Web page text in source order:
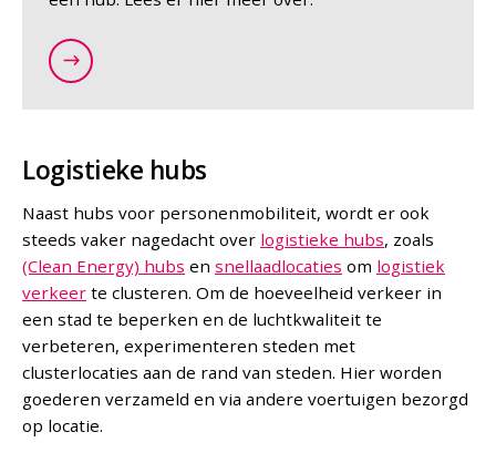
/nl/themas/hubs/wie-bepaalt-hoe-een-hub-wordt-
Logistieke hubs
Naast hubs voor personenmobiliteit, wordt er ook
steeds vaker nagedacht over logistieke hubs, zoals
(Clean Energy) hubs ensnellaadlocaties om logistiek
verkeer te clusteren. Om de hoeveelheid verkeer in
een stad te beperken en de luchtkwaliteit te
verbeteren, experimenteren steden met
clusterlocaties aan de rand van steden. Hier worden
goederen verzameld en via andere voertuigen bezorgd
op locatie.